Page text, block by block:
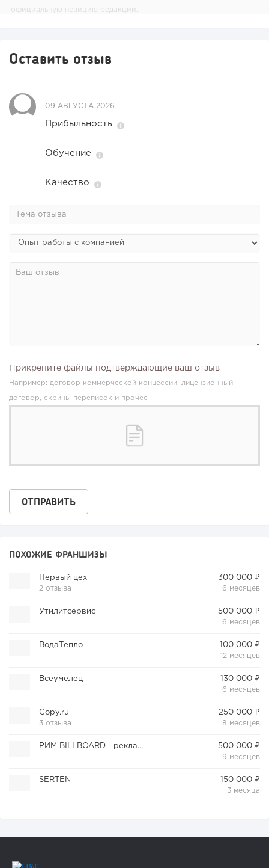
официальную позицию редакции.
Оставить отзыв
09 АВГУСТА 2026
Прибыльность
Обучение
Качество
Прикрепите файлы подтверждающие ваш отзыв
Например: договор коммерческой концессии, лицензионный
договор, скрины переписок и прочее
ПОХОЖИЕ ФРАНШИЗЫ
Первый цех
2 отзыва
300 000 ₽
6 месяцев
Утилитсервис
500 000 ₽
6 месяцев
ВодаТепло
100 000 ₽
12 месяцев
Всеумелец
130 000 ₽
6 месяцев
Copy.ru
3 отзыва
250 000 ₽
8 месяцев
РИМ BILLBOARD - рекламные щиты
500 000 ₽
9 месяцев
SERTEN
150 000 ₽
3 месяца